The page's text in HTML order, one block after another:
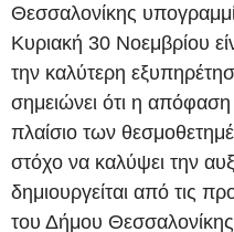
Θεσσαλονίκης
Κυριακή 30 Νοεμβρίου
την καλύτερη
σημειώνει ότι η
πλαίσιο των
στόχο να καλύψει την
δημιουργείται από τις
του Δήμου